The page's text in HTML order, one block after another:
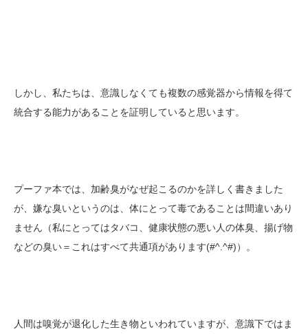
しかし、私たちは、意識しなくても複数の感覚器から情報を得て
統合する能力があることを証明していると思います。
プーファ本では、加齢臭がなぜ起こるのかを詳しく書きました
が、嫌な臭いというのは、体にとって毒であることは間違いあり
ません（私にとってはタバコ、健康状態の悪い人の体臭、揚げ物
などの臭い＝これはすべて共通項があります(#^.^#)）。
人間は嗅覚が退化した生き物といわれていますが、意識下ではま